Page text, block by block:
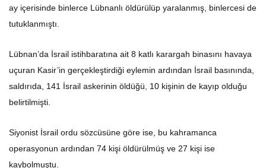
ay içerisinde binlerce Lübnanlı öldürülüp yaralanmış, binlercesi de
tutuklanmıştı.
Lübnan’da İsrail istihbaratına ait 8 katlı karargah binasını havaya
uçuran Kasir’in gerçekleştirdiği eylemin ardından İsrail basınında,
saldırıda, 141 İsrail askerinin öldüğü, 10 kişinin de kayıp olduğu
belirtilmişti.
Siyonist İsrail ordu sözcüsüne göre ise, bu kahramanca
operasyonun ardından 74 kişi öldürülmüş ve 27 kişi ise
kaybolmuştu.